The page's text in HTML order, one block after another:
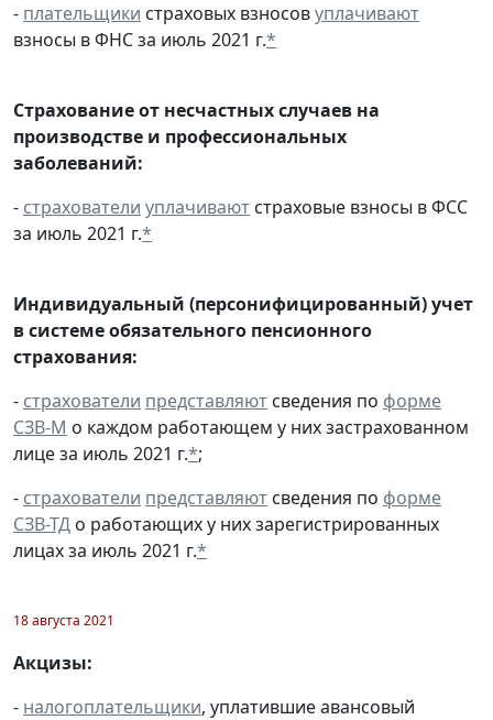
- плательщики страховых взносовуплачивают
взносы в ФНС за июль 2021 г.*
Страхование от несчастных случаев на
производстве и профессиональных
заболеваний:
- страхователи уплачивают страховые взносы в ФСС
за июль 2021 г.*
Индивидуальный (персонифицированный) учет
в системе обязательного пенсионного
страхования:
- страхователи представляют сведения по форме
СЗВ-М о каждом работающем у них застрахованном
лице за июль 2021 г.*;
- страхователи представляют сведения по форме
СЗВ-ТД о работающих у них зарегистрированных
лицах за июль 2021 г.*
18 августа 2021
Акцизы:
- налогоплательщики, уплатившие авансовый